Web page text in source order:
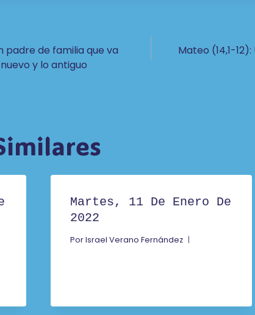
padre de familia que va
y lo antiguo
Mateo (14,1-
Martes, 11 De Enero De
2022
PorIsrael Verano Fernández